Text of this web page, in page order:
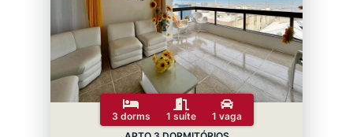
3 dorms 1 suíte
1 vaga